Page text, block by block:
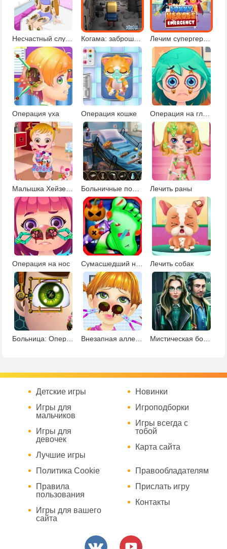
Несчастный случай Когама: заброшенная больница Лечим супергероев
Операция уха Операция кошке Операция на глаза
Малышка Хейзел на операции Больничные помощники Лечить раны
Операция на нос Лечить собак
Больница: Операция на глаз Внезапная аллергия Мистическая больница
Детские игры
Игры для
мальчиков
Игры для
девочек
Лучшие игры
Новинки
Игроподборки
Игры всегда с
тобой
Карта сайта
Политика Cookie
Правила
пользования
Игры для вашего
сайта
Правообладателям
Прислать игру
Контакты